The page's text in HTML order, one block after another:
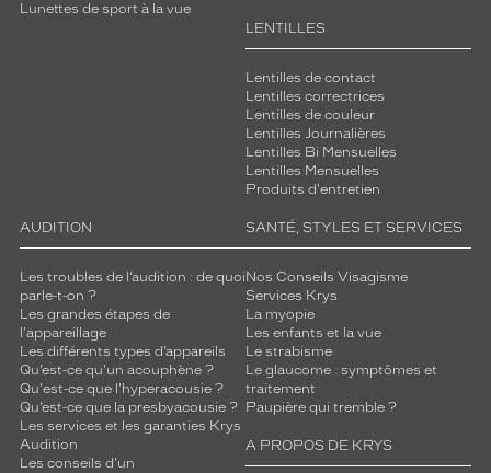
Lunettes de sport à la vue
LENTILLES
Lentilles de contact
Lentilles correctrices
Lentilles de couleur
Lentilles Journalières
Lentilles Bi Mensuelles
Lentilles Mensuelles
Produits d'entretien
AUDITION
Les troubles de l’audition : de quoi
parle-t-on ?
Les grandes étapes de
l'appareillage
Les différents types d’appareils
Qu’est-ce qu'un acouphène ?
Qu'est-ce que l'hyperacousie ?
Qu’est-ce que la presbyacousie ?
Les services et les garanties Krys
Audition
Les conseils d'un
SANTÉ, STYLES ET SERVICES
Nos Conseils Visagisme
Services Krys
La myopie
Les enfants et la vue
Le strabisme
Le glaucome : symptômes et
traitement
Paupière qui tremble ?
A PROPOS DE KRYS